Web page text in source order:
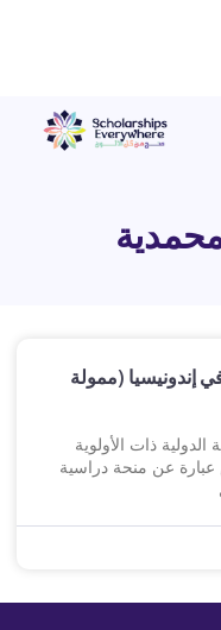
الجامعة المحمدية 2024-25 في إندونيسيا (ممولة
ذات الأولوية
عبارة عن منحة دراسية